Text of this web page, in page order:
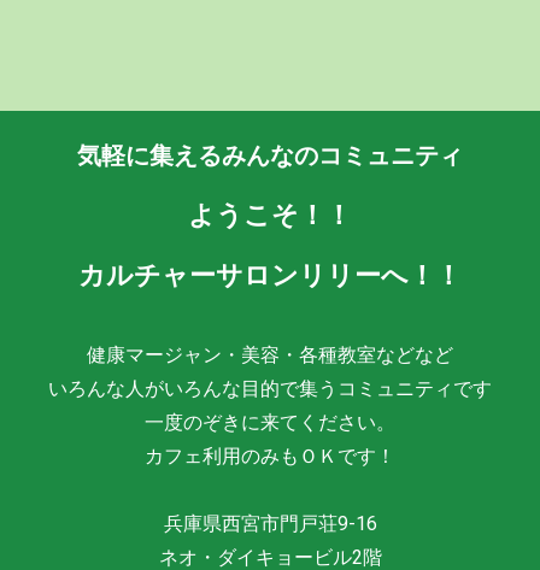
気軽に集えるみんなのコミュニティ
ようこそ！！
カルチャーサロンリリーへ！！
健康マージャン・美容・各種教室などなど
いろんな人がいろんな目的で集うコミュニティです
一度のぞきに来てください。
カフェ利用のみもＯＫです！
兵庫県西宮市門戸荘9-16
ネオ・ダイキョービル2階